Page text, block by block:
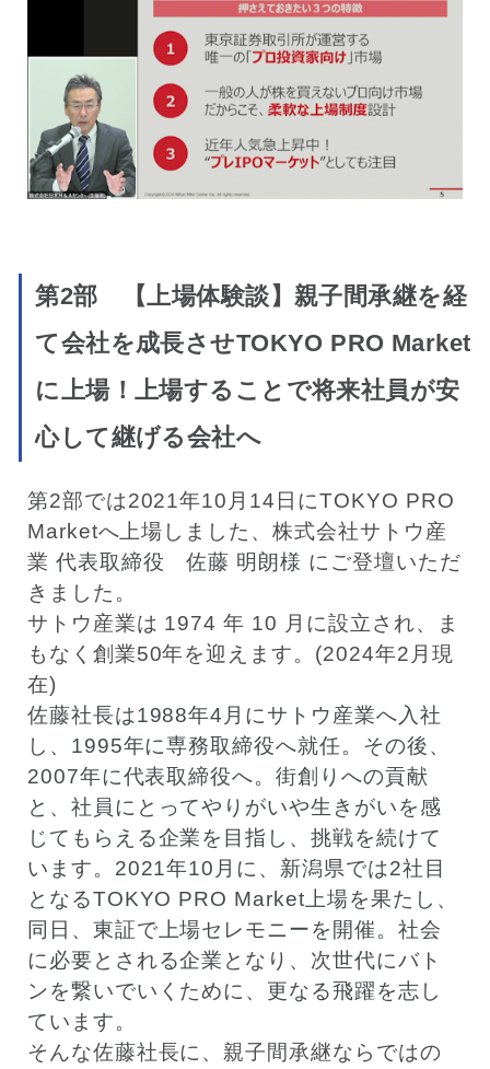
第2部 【上場体験談】親子間承継を経
て会社を成長させTOKYO PRO Market
に上場！上場することで将来社員が安
心して継げる会社へ
第2部では2021年10月14日にTOKYO PRO
Marketへ上場しました、株式会社サトウ産
業 代表取締役 佐藤 明朗様 にご登壇いただ
きました。
サトウ産業は 1974 年 10 月に設立され、ま
もなく創業50年を迎えます。(2024年2月現
在)
佐藤社長は1988年4月にサトウ産業へ入社
し、1995年に専務取締役へ就任。その後、
2007年に代表取締役へ。街創りへの貢献
と、社員にとってやりがいや生きがいを感
じてもらえる企業を目指し、挑戦を続けて
います。2021年10月に、新潟県では2社目
となるTOKYO PRO Market上場を果たし、
同日、東証で上場セレモニーを開催。社会
に必要とされる企業となり、次世代にバト
ンを繋いでいくために、更なる飛躍を志し
ています。
そんな佐藤社長に、親子間承継ならではの